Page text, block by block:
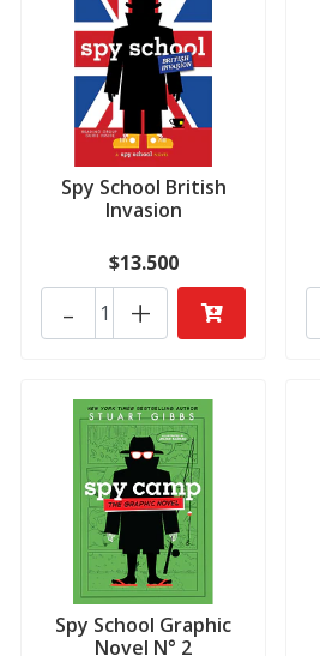
Spy School British
Invasion
$13.500
+
-
Spy School Graphic
Novel N° 2